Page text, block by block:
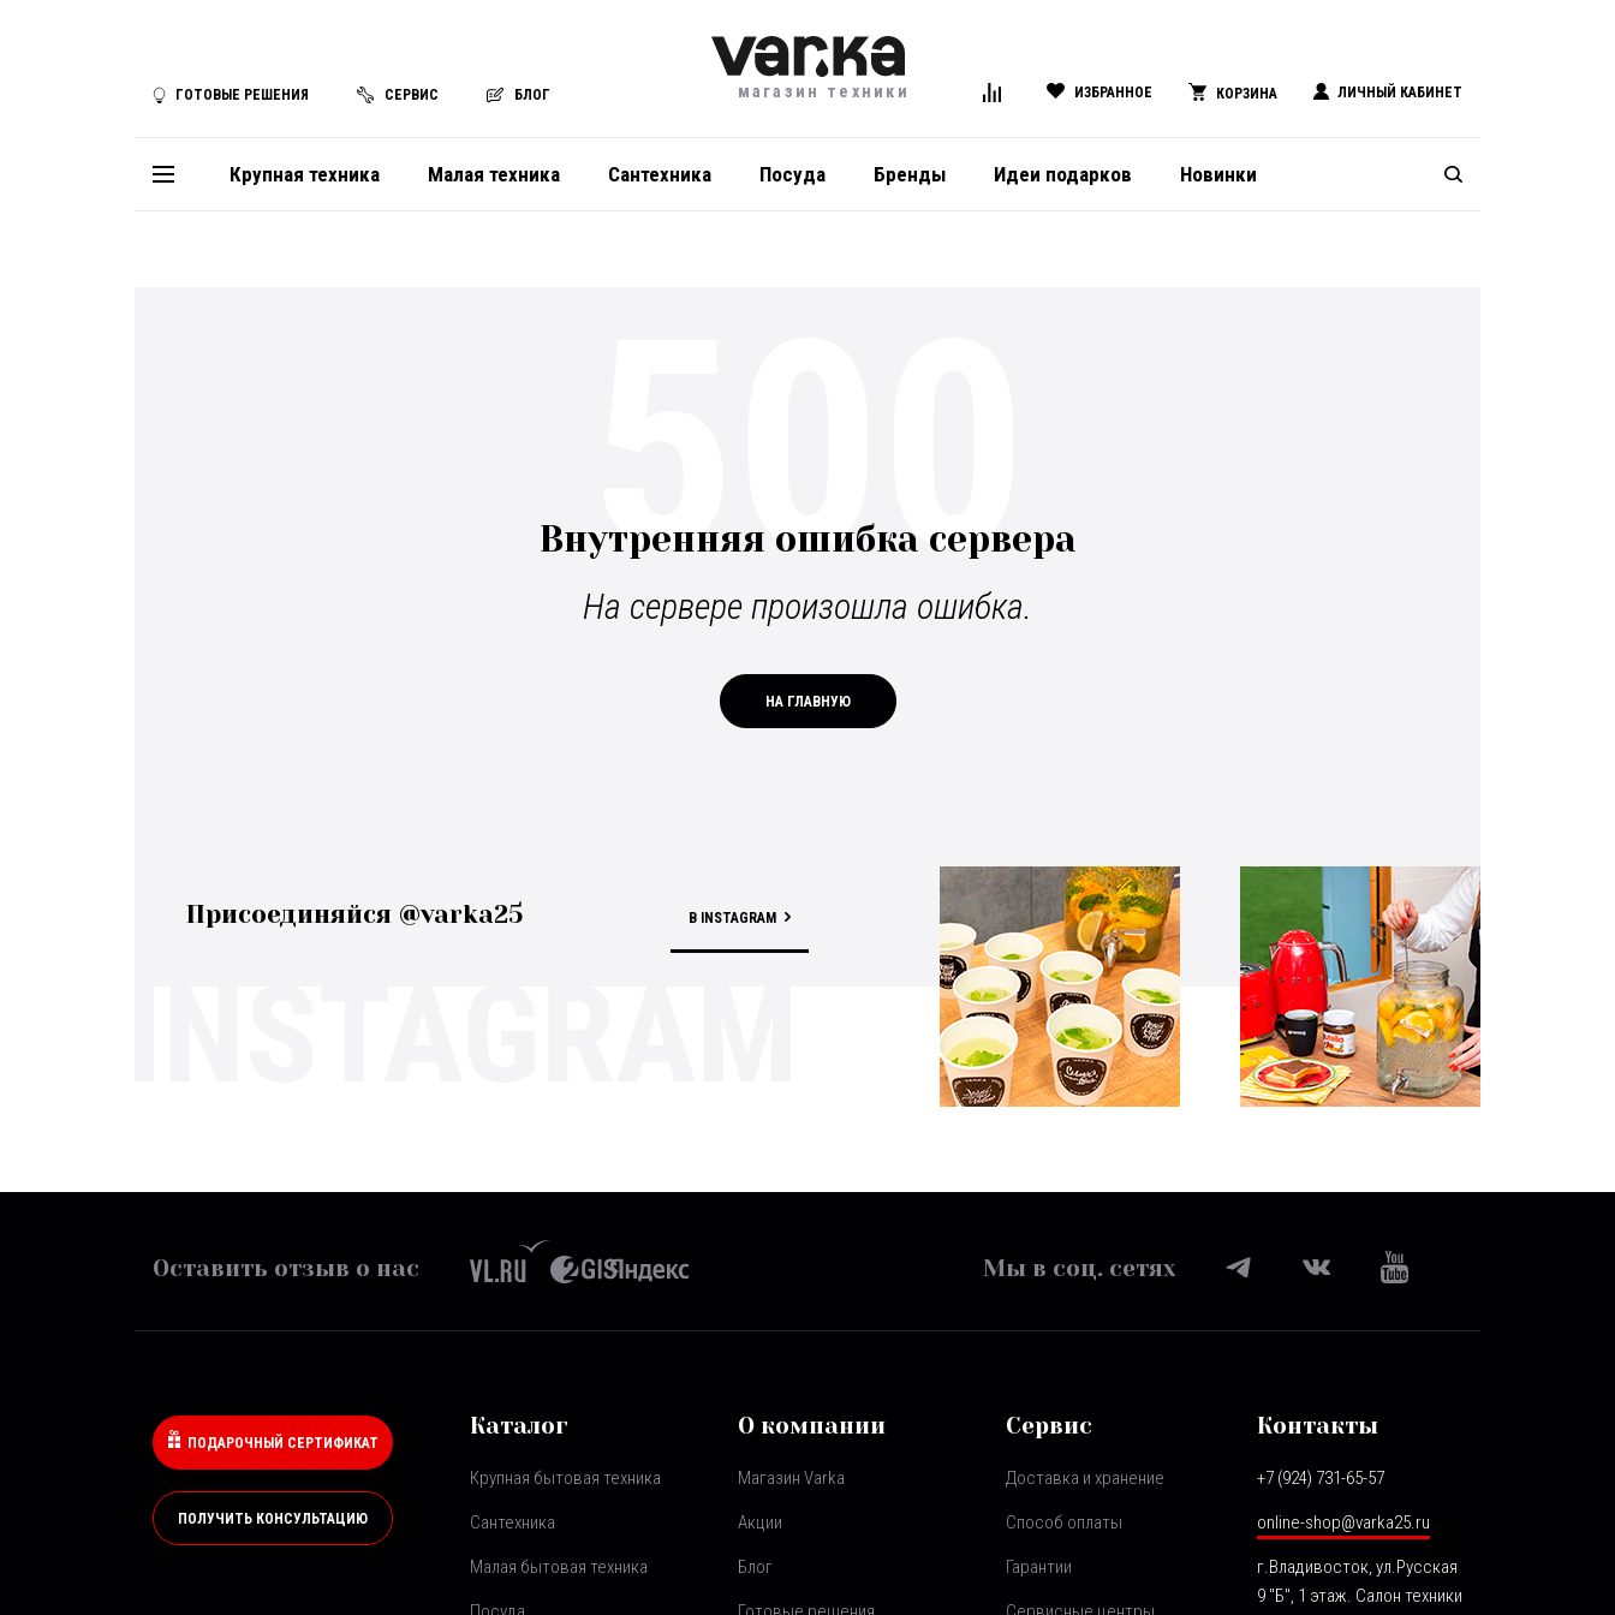
ГОТОВЫЕ РЕШЕНИЯ СЕРВИС БЛОГ магазин техники ИЗБРАННОЕ КОРЗИНА ЛИЧНЫЙ КАБИНЕТ
Крупная техника Малая техника Сантехника Посуда Бренды Идеи подарков Новинки
Внутренняя ошибка сервера
На сервере произошла ошибка.
НА ГЛАВНУЮ
500
Присоединяйся @varka25 В INSTAGRAM
Оставить отзыв о нас Мы в соц. сетях
ПОДАРОЧНЫЙ СЕРТИФИКАТ
ПОЛУЧИТЬ КОНСУЛЬТАЦИЮ
Каталог
Крупная бытовая техника
Сантехника
Малая бытовая техника
О компании
Магазин Varka
Акции
Блог
Сервис
Доставка и хранение
Способ оплаты
Гарантии
Контакты
+7 (924) 731-65-57
online-shop@varka25.ru
г.Владивосток, ул.Русская
9 "Б", 1 этаж. Салон техники